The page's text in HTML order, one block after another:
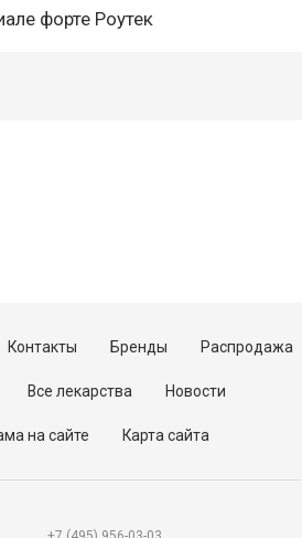
форте Роутек
Контакты Бренды Распродажа
Все лекарства Новости
на сайте Карта сайта